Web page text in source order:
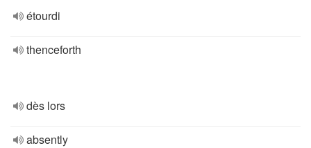
étourdi
thenceforth
dès lors
absently